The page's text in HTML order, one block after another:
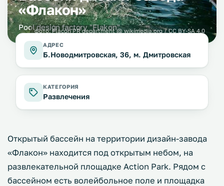
«Флакон»
Pool design factory "Flakon"
фото:Flacon PR department @ wikimedia.org / CC BY-SA 4.0
АДРЕС
Б.Новодмитровская, 36, м. Дмитровская
КАТЕГОРИЯ
Развлечения
Открытый бассейн на территории дизайн-завода
«Флакон» находится под открытым небом, на
развлекательной площадке Action Park. Рядом с
бассейном есть волейбольное поле и площадка